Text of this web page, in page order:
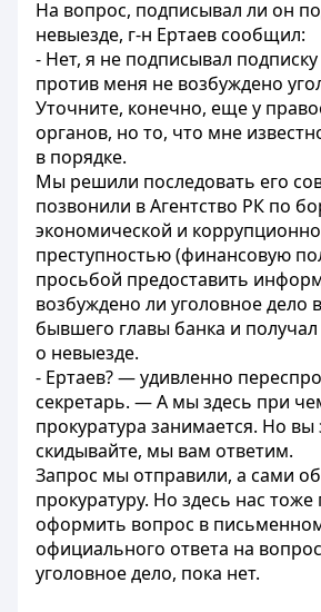
На вопрос, подписывал ли он
невыезде, г-н Ертаев сообщил:
- Нет, я не подписывал
против меня не возбуждено
Уточните, конечно, еще у
органов, но то, что мне
в порядке.
Мы решили последовать его
позвонили в Агентство РК по
экономической и
преступностью (финансовую
просьбой предоставить
возбуждено ли уголовное дело
бывшего главы банка и
о невыезде.
- Ертаев? — удивленно
секретарь. — А мы здесь при
прокуратура занимается. Но вы
скидывайте, мы вам ответим.
Запрос мы отправили, а сами
прокуратуру. Но здесь нас
оформить вопрос в
официального ответа на
уголовное дело, пока нет.